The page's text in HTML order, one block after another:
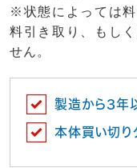
※状態によっては
料引き取り、もし
せん。
製造から3年
本体買い切り